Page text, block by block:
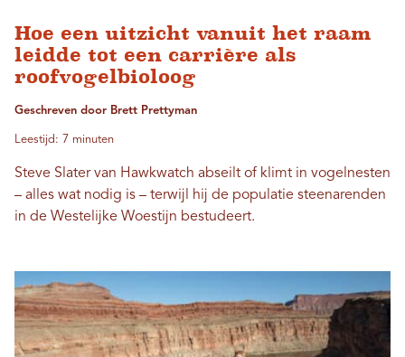
Hoe een uitzicht vanuit het raam
leidde tot een carrière als
roofvogelbioloog
Geschreven door Brett Prettyman
Leestijd: 7 minuten
Steve Slater van Hawkwatch abseilt of klimt in vogelnesten
– alles wat nodig is – terwijl hij de populatie steenarenden
in de Westelijke Woestijn bestudeert.